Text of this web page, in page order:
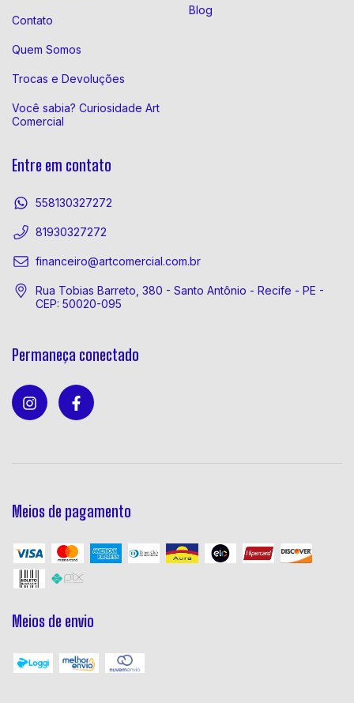
Contato
Quem Somos
Trocas e Devoluções
Você sabia? Curiosidade Art
Comercial
Blog
Entre em contato
558130327272
81930327272
financeiro@artcomercial.com.br
Rua Tobias Barreto, 380 - Santo Antônio - Recife - PE -
CEP: 50020-095
Permaneça conectado
Meios de pagamento
Meios de envio